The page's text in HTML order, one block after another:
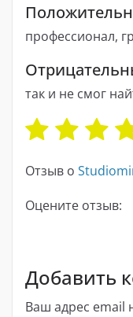
профессионал,
так и не смог
Отзыв о
Оцените отзыв:
Добавить
Ваш адрес email